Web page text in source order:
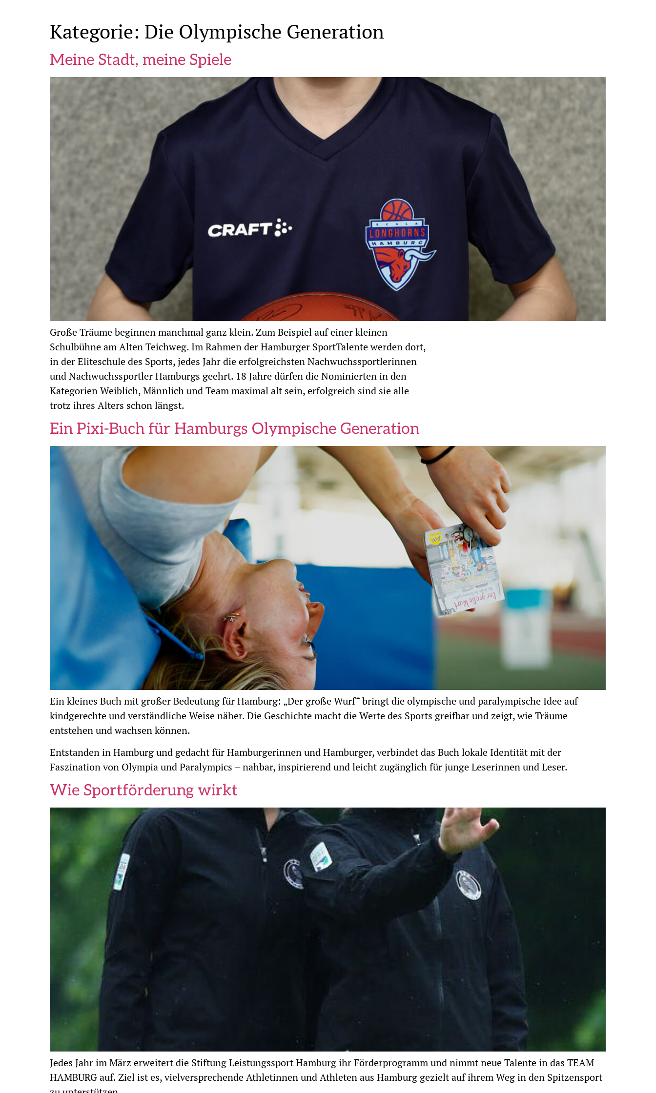
Kategorie: Die Olympische Generation
Meine Stadt, meine Spiele
Große Träume beginnen manchmal ganz klein. Zum Beispiel auf einer kleinen
Schulbühne am Alten Teichweg. Im Rahmen der Hamburger SportTalente werden dort,
in der Eliteschule des Sports, jedes Jahr die erfolgreichsten Nachwuchssportlerinnen
und Nachwuchssportler Hamburgs geehrt. 18 Jahre dürfen die Nominierten in den
Kategorien Weiblich, Männlich und Team maximal alt sein, erfolgreich sind sie alle
trotz ihres Alters schon längst.
Ein Pixi-Buch für Hamburgs Olympische Generation
Ein kleines Buch mit großer Bedeutung für Hamburg: „Der große Wurf“ bringt die olympische und paralympische Idee auf
kindgerechte und verständliche Weise näher. Die Geschichte macht die Werte des Sports greifbar und zeigt, wie Träume
entstehen und wachsen können.
Entstanden in Hamburg und gedacht für Hamburgerinnen und Hamburger, verbindet das Buch lokale Identität mit der
Faszination von Olympia und Paralympics – nahbar, inspirierend und leicht zugänglich für junge Leserinnen und Leser.
Wie Sportförderung wirkt
Jedes Jahr im März erweitert die Stiftung Leistungssport Hamburg ihr Förderprogramm und nimmt neue Talente in das TEAM
HAMBURG auf. Ziel ist es, vielversprechende Athletinnen und Athleten aus Hamburg gezielt auf ihrem Weg in den Spitzensport